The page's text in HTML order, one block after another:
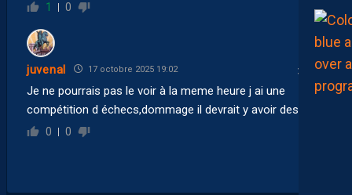
1 0
juvenal 17 octobre 2025 19:02
Je ne pourrais pas le voir à la meme heure j ai une
compétition d échecs,dommage il devrait y avoir des buts
0 0